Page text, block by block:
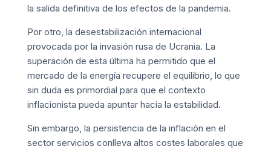
la salida definitiva de los efectos de la pandemia.
Por otro, la desestabilización internacional
provocada por la invasión rusa de Ucrania. La
superación de esta última ha permitido que el
mercado de la energía recupere el equilibrio, lo que
sin duda es primordial para que el contexto
inflacionista pueda apuntar hacia la estabilidad.
Sin embargo, la persistencia de la inflación en el
sector servicios conlleva altos costes laborales que